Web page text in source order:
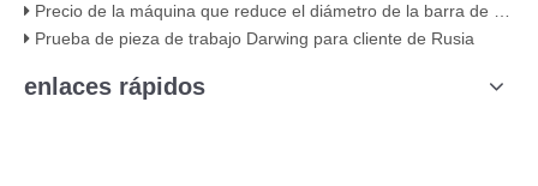
Precio de la máquina que reduce el diámetro de la barra de acero del cabezal doble del nuevo producto de Greatcity
Prueba de pieza de trabajo Darwing para cliente de Rusia
enlaces rápidos